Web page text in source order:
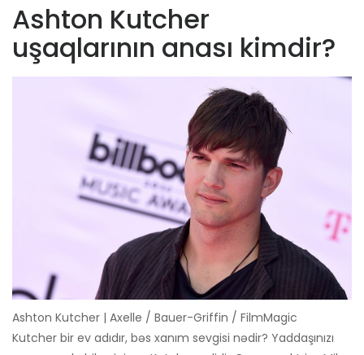
Ashton Kutcher
uşaqlarının anası kimdir?
Ashton Kutcher | Axelle / Bauer-Griffin / FilmMagic
Kutcher bir ev adıdır, bəs xanım sevgisi nədir? Yaddaşınızı